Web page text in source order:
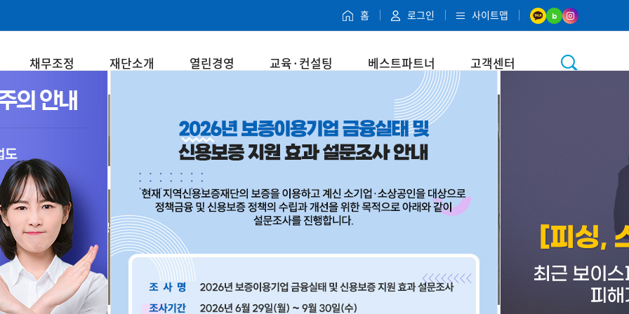
홈 로그인 사이트맵
채무조정 재단소개 열린경영 교육·컨설팅 베스트파트너 고객센터
베스트파트너
중소기업과 소상공인의 든든한 동반자! 강원신용보증재단